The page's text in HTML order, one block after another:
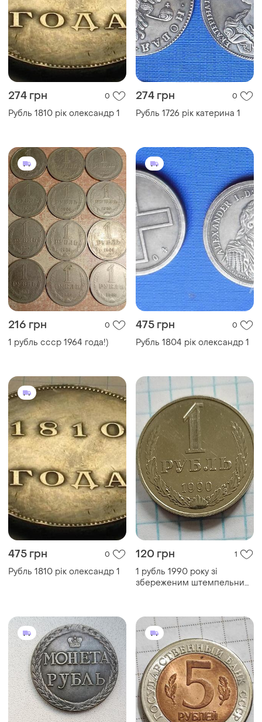
274 грн 0
Рубль 1810 рік олександр 1
274 грн 0
Рубль 1726 рік катерина 1
216 грн 0
1 рубль ссср 1964 года!)
475 грн 0
Рубль 1804 рік олександр 1
475 грн 0
Рубль 1810 рік олександр 1
120 грн 1
1 рубль 1990 року зі
збереженим штемпельним